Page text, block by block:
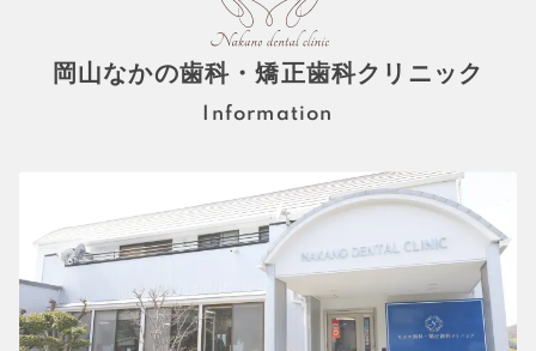
岡山なかの歯科・矯正歯科クリニック
Information